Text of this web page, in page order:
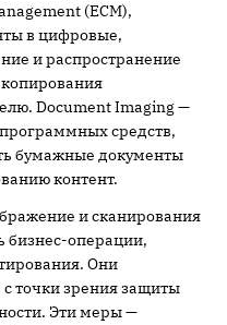
(ECM),
в цифровые,
и распространение
Document Imaging —
средств,
бумажные документы
контент.
и сканирования
бизнес-операции,
Они
точки зрения защиты
Эти меры —